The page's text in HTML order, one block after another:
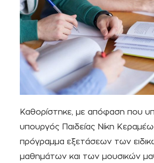
Καθορίστηκε, με απόφαση που
υπουργός Παιδείας Νίκη
πρόγραμμα εξετάσεων των
μαθημάτων και των μουσικών